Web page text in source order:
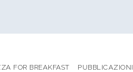
FOR BREAKFAST PUBBLICAZIONI